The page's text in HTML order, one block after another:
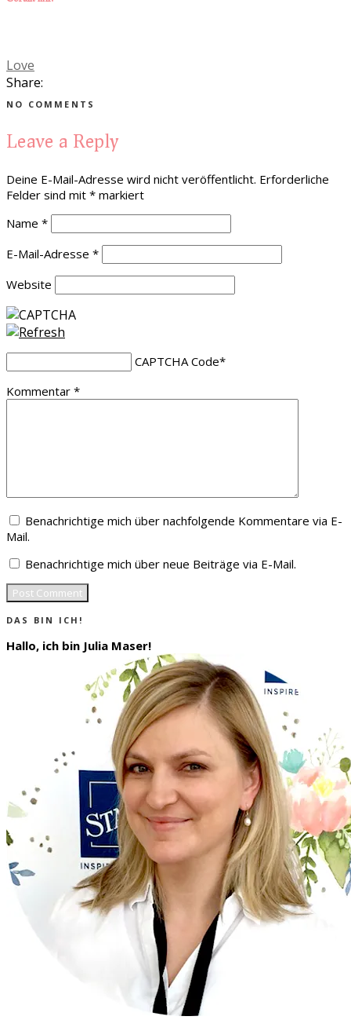
Love
Share:
NO COMMENTS
Leave a Reply
Deine E-Mail-Adresse wird nicht veröffentlicht. Erforderliche
Felder sind mit * markiert
Name *
E-Mail-Adresse *
Website
CAPTCHA Code*
Kommentar *
Benachrichtige mich über nachfolgende Kommentare via E-
Mail.
Benachrichtige mich über neue Beiträge via E-Mail.
DAS BIN ICH!
Hallo, ich bin Julia Maser!